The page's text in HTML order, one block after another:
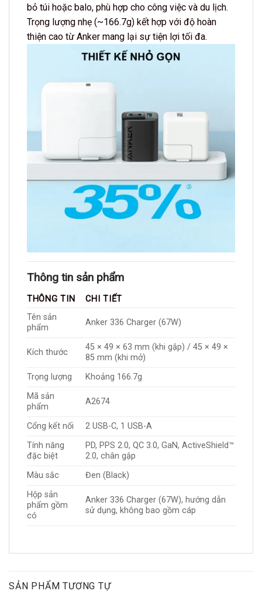
bỏ túi hoặc balo, phù hợp cho công việc và du lịch.
Trọng lượng nhẹ (~166.7g) kết hợp với độ hoàn
thiện cao từ Anker mang lại sự tiện lợi tối đa.
Thông tin sản phẩm
THÔNG TIN
CHI TIẾT
Tên sản
phẩm
Anker 336 Charger (67W)
Kích thước
45 × 49 × 63 mm (khi gập) / 45 × 49 ×
85 mm (khi mở)
Trọng lượng
Khoảng 166.7g
Mã sản
phẩm
A2674
Cổng kết nối
2 USB-C, 1 USB-A
Tính năng
đặc biệt
PD, PPS 2.0, QC 3.0, GaN, ActiveShield™
2.0, chân gập
Màu sắc
Đen (Black)
Hộp sản
phẩm gồm
có
Anker 336 Charger (67W), hướng dẫn
sử dụng, không bao gồm cáp
SẢN PHẨM TƯƠNG TỰ